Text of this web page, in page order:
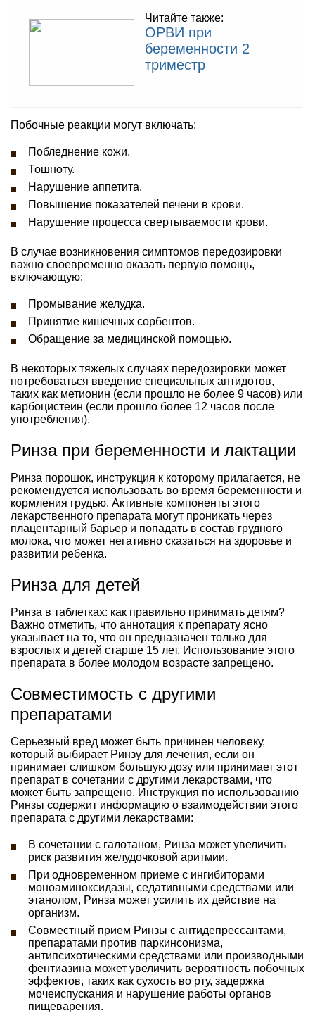
Читайте также:
ОРВИ при
беременности 2
триместр
Побочные реакции могут включать:
Побледнение кожи.
Тошноту.
Нарушение аппетита.
Повышение показателей печени в крови.
Нарушение процесса свертываемости крови.
В случае возникновения симптомов передозировки
важно своевременно оказать первую помощь,
включающую:
Промывание желудка.
Принятие кишечных сорбентов.
Обращение за медицинской помощью.
В некоторых тяжелых случаях передозировки может
потребоваться введение специальных антидотов,
таких как метионин (если прошло не более 9 часов) или
карбоцистеин (если прошло более 12 часов после
употребления).
Ринза при беременности и лактации
Ринза порошок, инструкция к которому прилагается, не
рекомендуется использовать во время беременности и
кормления грудью. Активные компоненты этого
лекарственного препарата могут проникать через
плацентарный барьер и попадать в состав грудного
молока, что может негативно сказаться на здоровье и
развитии ребенка.
Ринза для детей
Ринза в таблетках: как правильно принимать детям?
Важно отметить, что аннотация к препарату ясно
указывает на то, что он предназначен только для
взрослых и детей старше 15 лет. Использование этого
препарата в более молодом возрасте запрещено.
Совместимость с другими
препаратами
Серьезный вред может быть причинен человеку,
который выбирает Ринзу для лечения, если он
принимает слишком большую дозу или принимает этот
препарат в сочетании с другими лекарствами, что
может быть запрещено. Инструкция по использованию
Ринзы содержит информацию о взаимодействии этого
препарата с другими лекарствами:
В сочетании с галотаном, Ринза может увеличить
риск развития желудочковой аритмии.
При одновременном приеме с ингибиторами
моноаминоксидазы, седативными средствами или
этанолом, Ринза может усилить их действие на
организм.
Совместный прием Ринзы с антидепрессантами,
препаратами против паркинсонизма,
антипсихотическими средствами или производными
фентиазина может увеличить вероятность побочных
эффектов, таких как сухость во рту, задержка
мочеиспускания и нарушение работы органов
пищеварения.